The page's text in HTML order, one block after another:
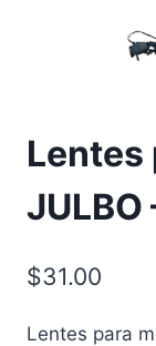
Lentes
JULBO
$31.00
Lentes para